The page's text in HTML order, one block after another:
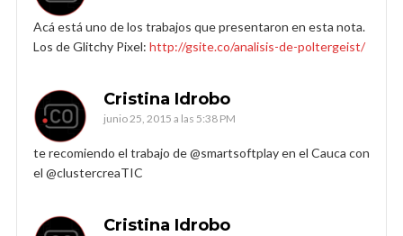
Acá está uno de los trabajos que presentaron en esta nota.
Los de Glitchy Pixel: http://gsite.co/analisis-de-poltergeist/
Cristina Idrobo
junio 25, 2015 a las 5:38 PM
te recomiendo el trabajo de @smartsoftplay en el Cauca con
el @clustercreaTIC
Cristina Idrobo